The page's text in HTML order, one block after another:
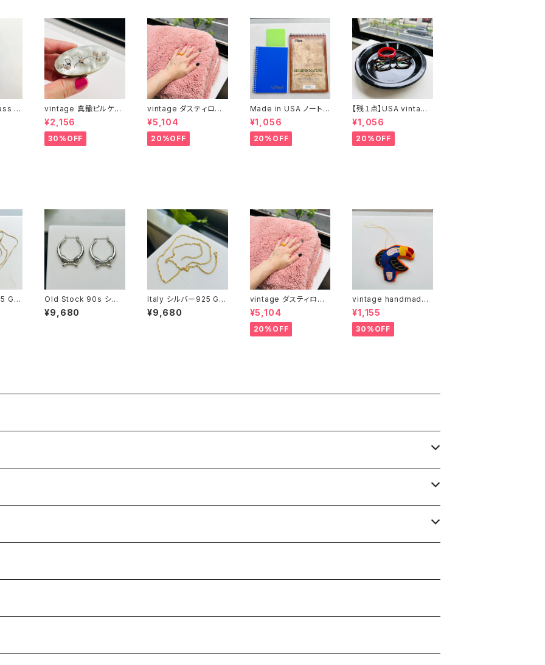
c
vintage 真鍮ピルケー
ス
¥2,156
30%OFF
vintage ダスティロー
ズ バスマット
¥5,104
20%OFF
Made in USA ノート２
冊とおまけ
¥1,056
20%OFF
【残１点】USA vintage
ブラック琺瑯プレート
¥1,056
20%OFF
GP
Old Stock 90s シル
バー925 リボンフープ
ピアス
¥9,680
Italy シルバー925 GP
ツイストチェーン（45.5
cm）
¥9,680
vintage ダスティロー
ズ バスマット
¥5,104
20%OFF
vintage handmade
カラフルバード 01
¥1,155
30%OFF